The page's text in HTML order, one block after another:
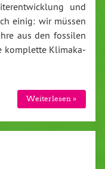
und
einig: wir müssen
aus den fossilen
komplette Kli­ma­ka­
Wei­ter­le­sen »